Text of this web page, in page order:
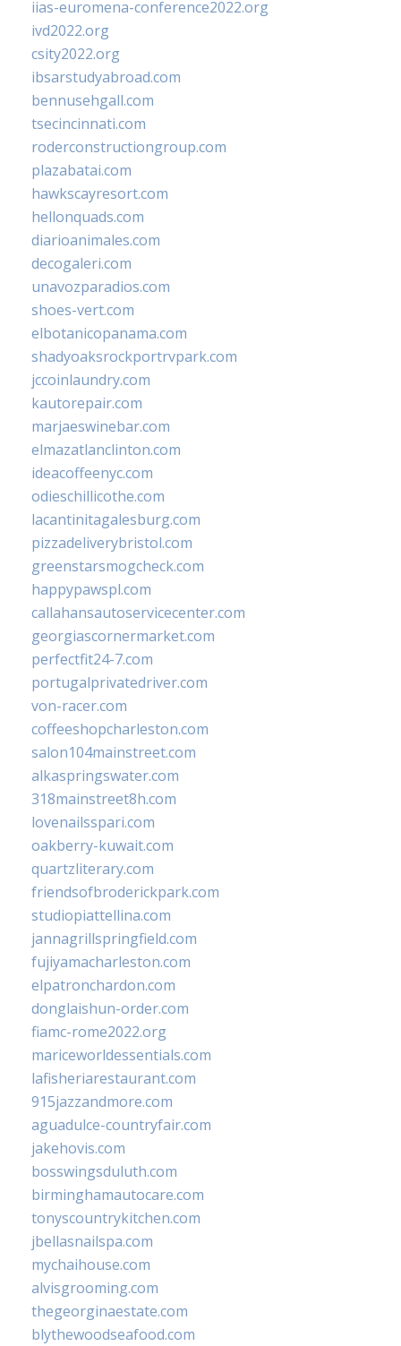
iias-euromena-conference2022.org
ivd2022.org
csity2022.org
ibsarstudyabroad.com
bennusehgall.com
tsecincinnati.com
roderconstructiongroup.com
plazabatai.com
hawkscayresort.com
hellonquads.com
diarioanimales.com
decogaleri.com
unavozparadios.com
shoes-vert.com
elbotanicopanama.com
shadyoaksrockportrvpark.com
jccoinlaundry.com
kautorepair.com
marjaeswinebar.com
elmazatlanclinton.com
ideacoffeenyc.com
odieschillicothe.com
lacantinitagalesburg.com
pizzadeliverybristol.com
greenstarsmogcheck.com
happypawspl.com
callahansautoservicecenter.com
georgiascornermarket.com
perfectfit24-7.com
portugalprivatedriver.com
von-racer.com
coffeeshopcharleston.com
salon104mainstreet.com
alkaspringswater.com
318mainstreet8h.com
lovenailsspari.com
oakberry-kuwait.com
quartzliterary.com
friendsofbroderickpark.com
studiopiattellina.com
jannagrillspringfield.com
fujiyamacharleston.com
elpatronchardon.com
donglaishun-order.com
fiamc-rome2022.org
mariceworldessentials.com
lafisheriarestaurant.com
915jazzandmore.com
aguadulce-countryfair.com
jakehovis.com
bosswingsduluth.com
birminghamautocare.com
tonyscountrykitchen.com
jbellasnailspa.com
mychaihouse.com
alvisgrooming.com
thegeorginaestate.com
blythewoodseafood.com